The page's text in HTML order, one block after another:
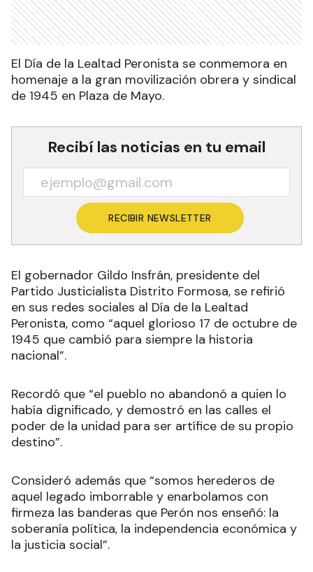
El Día de la Lealtad Peronista se conmemora en
homenaje a la gran movilización obrera y sindical
de 1945 en Plaza de Mayo.
Recibí las noticias en tu email
RECIBIR NEWSLETTER
El gobernador Gildo Insfrán, presidente del
Partido Justicialista Distrito Formosa, se refirió
en sus redes sociales al Día de la Lealtad
Peronista, como “aquel glorioso 17 de octubre de
1945 que cambió para siempre la historia
nacional”.
Recordó que “el pueblo no abandonó a quien lo
había dignificado, y demostró en las calles el
poder de la unidad para ser artífice de su propio
destino”.
Consideró además que “somos herederos de
aquel legado imborrable y enarbolamos con
firmeza las banderas que Perón nos enseñó: la
soberanía política, la independencia económica y
la justicia social”.